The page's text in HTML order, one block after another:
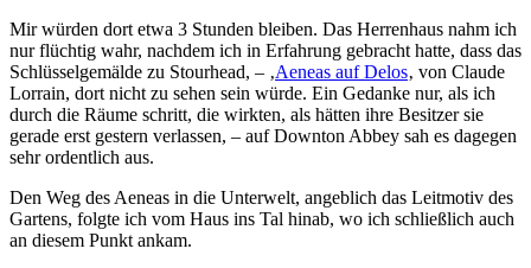
Mir würden dort etwa 3 Stunden bleiben. Das Herrenhaus nahm ich
nur flüchtig wahr, nachdem ich in Erfahrung gebracht hatte, dass das
Schlüsselgemälde zu Stourhead, – ‚Aeneas auf Delos‚ von Claude
Lorrain, dort nicht zu sehen sein würde. Ein Gedanke nur, als ich
durch die Räume schritt, die wirkten, als hätten ihre Besitzer sie
gerade erst gestern verlassen, – auf Downton Abbey sah es dagegen
sehr ordentlich aus.
Den Weg des Aeneas in die Unterwelt, angeblich das Leitmotiv des
Gartens, folgte ich vom Haus ins Tal hinab, wo ich schließlich auch
an diesem Punkt ankam.